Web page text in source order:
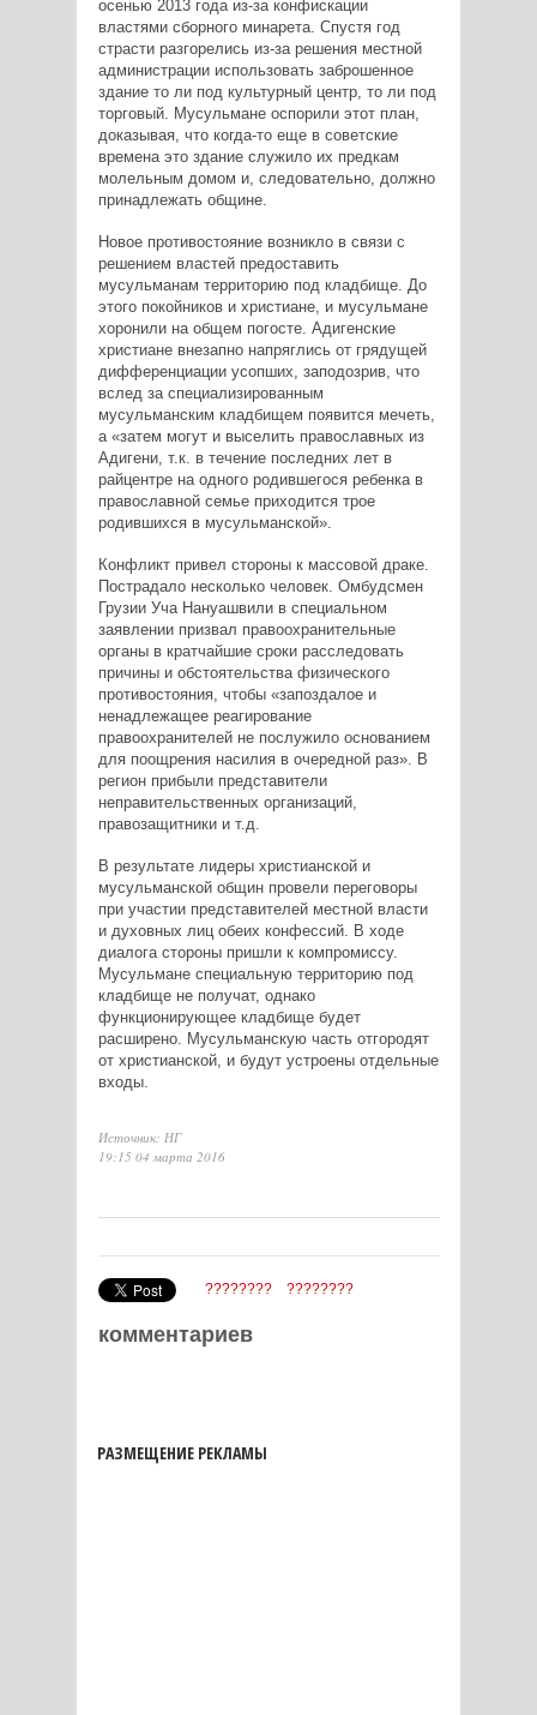
осенью 2013 года из-за конфискации
властями сборного минарета. Спустя год
страсти разгорелись из-за решения местной
администрации использовать заброшенное
здание то ли под культурный центр, то ли под
торговый. Мусульмане оспорили этот план,
доказывая, что когда-то еще в советские
времена это здание служило их предкам
молельным домом и, следовательно, должно
принадлежать общине.
Новое противостояние возникло в связи с
решением властей предоставить
мусульманам территорию под кладбище. До
этого покойников и христиане, и мусульмане
хоронили на общем погосте. Адигенские
христиане внезапно напряглись от грядущей
дифференциации усопших, заподозрив, что
вслед за специализированным
мусульманским кладбищем появится мечеть,
а «затем могут и выселить православных из
Адигени, т.к. в течение последних лет в
райцентре на одного родившегося ребенка в
православной семье приходится трое
родившихся в мусульманской».
Конфликт привел стороны к массовой драке.
Пострадало несколько человек. Омбудсмен
Грузии Уча Нануашвили в специальном
заявлении призвал правоохранительные
органы в кратчайшие сроки расследовать
причины и обстоятельства физического
противостояния, чтобы «запоздалое и
ненадлежащее реагирование
правоохранителей не послужило основанием
для поощрения насилия в очередной раз». В
регион прибыли представители
неправительственных организаций,
правозащитники и т.д.
В результате лидеры христианской и
мусульманской общин провели переговоры
при участии представителей местной власти
и духовных лиц обеих конфессий. В ходе
диалога стороны пришли к компромиссу.
Мусульмане специальную территорию под
кладбище не получат, однако
функционирующее кладбище будет
расширено. Мусульманскую часть отгородят
от христианской, и будут устроены отдельные
входы.
Источник: НГ
19:15 04 марта 2016
???????? ????????
комментариев
РАЗМЕЩЕНИЕ РЕКЛАМЫ